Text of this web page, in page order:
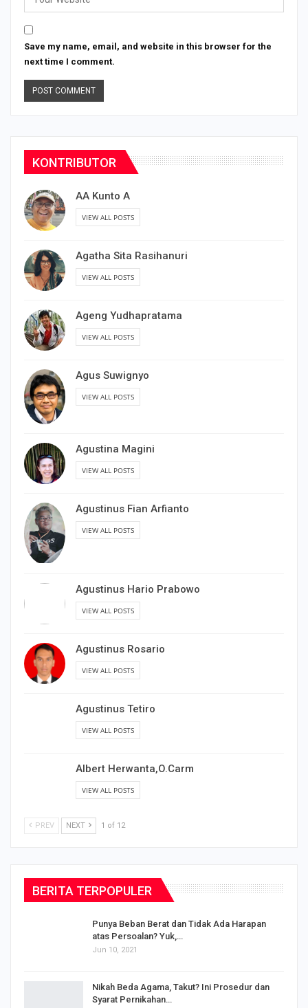
Save my name, email, and website in this browser for the
next time I comment.
KONTRIBUTOR
AA Kunto A
VIEW ALL POSTS
Agatha Sita Rasihanuri
VIEW ALL POSTS
Ageng Yudhapratama
VIEW ALL POSTS
Agus Suwignyo
VIEW ALL POSTS
Agustina Magini
VIEW ALL POSTS
Agustinus Fian Arfianto
VIEW ALL POSTS
Agustinus Hario Prabowo
VIEW ALL POSTS
Agustinus Rosario
VIEW ALL POSTS
Agustinus Tetiro
VIEW ALL POSTS
Albert Herwanta,O.Carm
VIEW ALL POSTS
PREV NEXT 1 of 12
BERITA TERPOPULER
Punya Beban Berat dan Tidak Ada Harapan
atas Persoalan? Yuk,…
Jun 10, 2021
Nikah Beda Agama, Takut? Ini Prosedur dan
Syarat Pernikahan…